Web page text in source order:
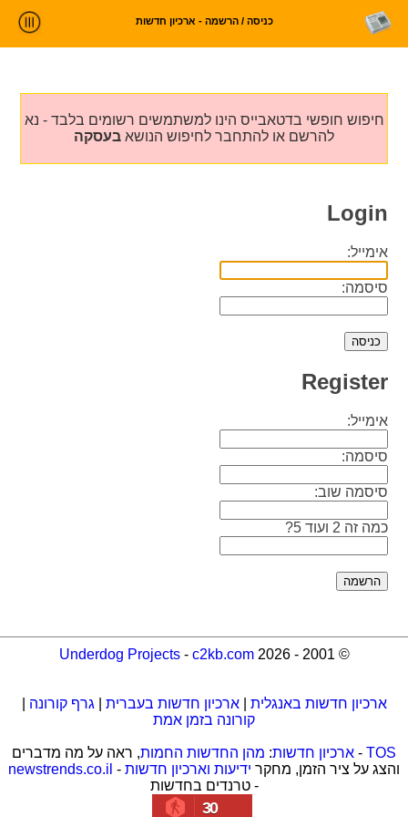
כניסה / הרשמה - ארכיון חדשות
ניתוח חדשות
עלינו
חיפוש חופשי בדטאבייס הינו למשתמשים רשומים בלבד - נא
להרשם או להתחבר לחיפוש הנושא בעסקה
Login
אימייל:
סיסמה:
Register
אימייל:
סיסמה:
סיסמה שוב:
כמה זה 2 ועוד 5?
© 2001 - 2026
Underdog Projects- c2kb.com
ארכיון חדשות באנגלית |ארכיון חדשות בעברית גרף קורונה
קורונה בזמן אמת
TOS
- ארכיון חדשות: מהן החדשות החמות, ראה על מה מדברים
והצג על ציר הזמן, מחקר ידיעות וארכיון חדשות -
newstrends.co.il
- טרנדים בחדשות
30